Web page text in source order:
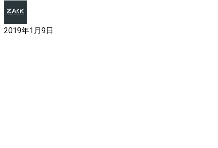
2019年1月9日